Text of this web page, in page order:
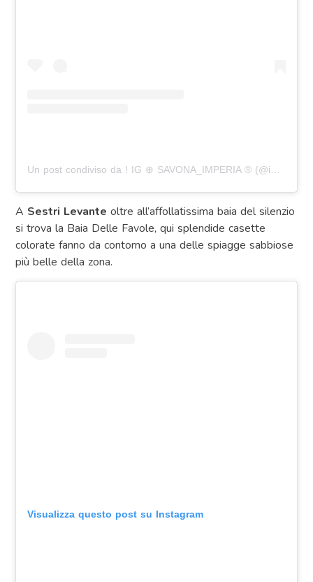
Un post condiviso da ! IG ⊕ SAVONA_IMPERIA ® (@ig_savona_imperia)
A Sestri Levante oltre all’affollatissima baia del silenzio
si trova la Baia Delle Favole, qui splendide casette
colorate fanno da contorno a una delle spiagge sabbiose
più belle della zona.
Visualizza questo post su Instagram